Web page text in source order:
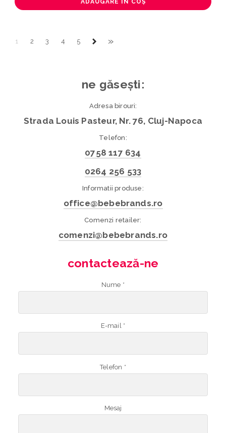
1 2 3 4 5 »
ne găsești:
Adresa birouri:
Strada Louis Pasteur, Nr. 76, Cluj-Napoca
Telefon:
0758 117 634
0264 256 533
Informatii produse:
office@bebebrands.ro
Comenzi retailer:
comenzi@bebebrands.ro
contactează-ne
Nume *
E-mail *
Telefon *
Mesaj